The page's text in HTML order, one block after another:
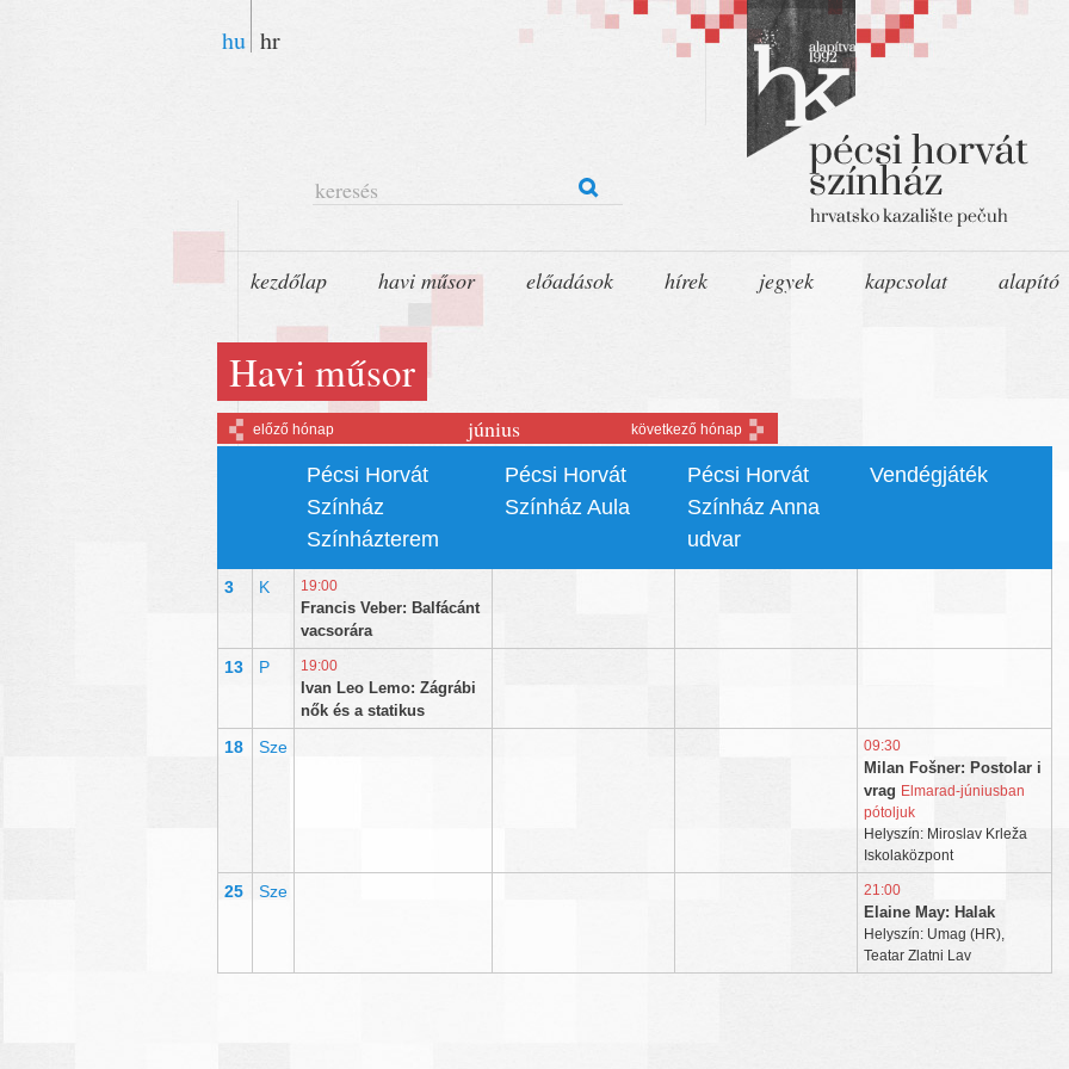
hu hr
keresés
kezdőlap havi műsor előadások hírek jegyek kapcsolat alapító
Havi műsor
előző hónap következő hónap
június
Pécsi Horvát
Színház
Színházterem
Pécsi Horvát
Színház Aula
Pécsi Horvát
Színház Anna
udvar
Vendégjáték
3 K 19:00
Francis Veber: Balfácánt
vacsorára
13 P 19:00
Ivan Leo Lemo: Zágrábi
nők és a statikus
18 Sze 09:30
Milan Fošner: Postolar i
vrag Elmarad-júniusban
pótoljuk
Helyszín: Miroslav Krleža
Iskolaközpont
25 Sze 21:00
Elaine May: Halak
Helyszín: Umag (HR),
Teatar Zlatni Lav